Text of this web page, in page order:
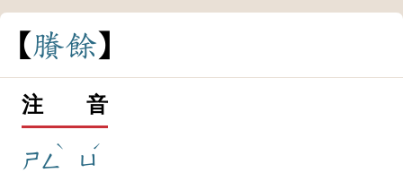
賸餘
注 音
ㄕㄥ
ˋ
ㄩ
ˊ